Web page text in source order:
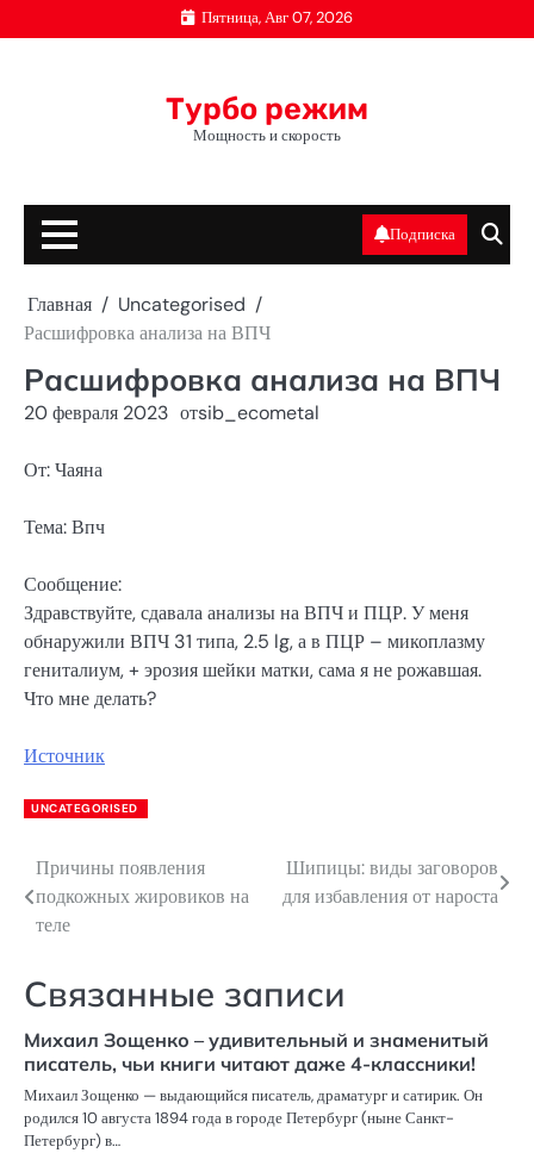
к
Пятница, Авг 07, 2026
Турбо режим
Мощность и скорость
Подписка
Главная
Uncategorised
Расшифровка анализа на ВПЧ
Расшифровка анализа на ВПЧ
20 февраля 2023 отsib_ecometal
От: Чаяна
Тема: Впч
Сообщение:
Здравствуйте, сдавала анализы на ВПЧ и ПЦР. У меня
обнаружили ВПЧ 31 типа, 2.5 lg, а в ПЦР – микоплазму
гениталиум, + эрозия шейки матки, сама я не рожавшая.
Что мне делать?
Источник
UNCATEGORISED
Навигация
по
Причины появления
подкожных жировиков на
теле
Шипицы: виды заговоров
для избавления от нароста
Связанные записи
Михаил Зощенко – удивительный и знаменитый
писатель, чьи книги читают даже 4-классники!
Михаил Зощенко — выдающийся писатель, драматург и сатирик. Он
родился 10 августа 1894 года в городе Петербург (ныне Санкт-
Петербург) в…